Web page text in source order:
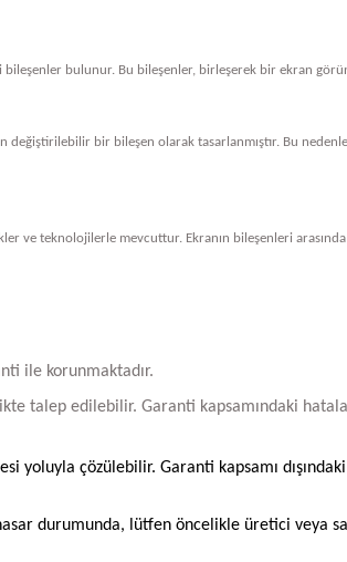
bileşenler bulunur. Bu bileşenler, birleşerek bir ekran
bir bileşen olarak tasarlanmıştır. Bu
teknolojilerle mevcuttur. Ekranın bileşenleri arasında
ile korunmaktadır.
talep edilebilir. Garanti kapsamındaki
çözülebilir. Garanti kapsamı dışındaki
durumunda, lütfen öncelikle üretici veya